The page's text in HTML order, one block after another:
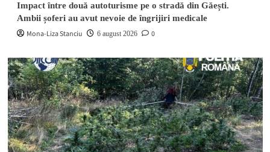
Impact violent cu un cap de pod pe DN 2D. Un
minor a fost rănit în localitatea Valea Sării
5
Actualitate
Escapadă nocturnă terminată în arest. Doi
minori și un adult au furat o mașină și au
abandonat-o pe câmp
Impact între două autoturisme pe o stradă din Găești.
Ambii șoferi au avut nevoie de îngrijiri medicale
Mona-Liza Stanciu 6 august 2026 0